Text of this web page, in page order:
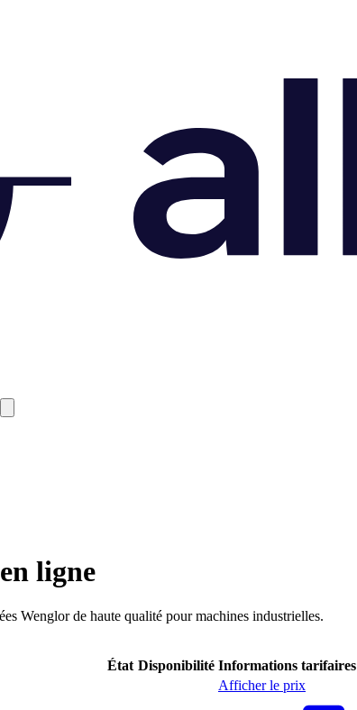
ligne
Wenglor de haute qualité pour machines industrielles.
État Disponibilité Informations tarifaires
Afficher le prix